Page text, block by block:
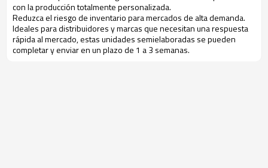
con la producción totalmente personalizada.
Reduzca el riesgo de inventario para mercados de alta demanda.
Ideales para distribuidores y marcas que necesitan una respuesta
rápida al mercado, estas unidades semielaboradas se pueden
completar y enviar en un plazo de 1 a 3 semanas.